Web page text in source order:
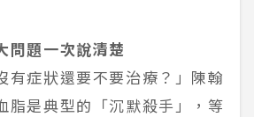
題一次說清楚
有症狀還要不要治療？」陳翰
脂是典型的「沉默殺手」，等